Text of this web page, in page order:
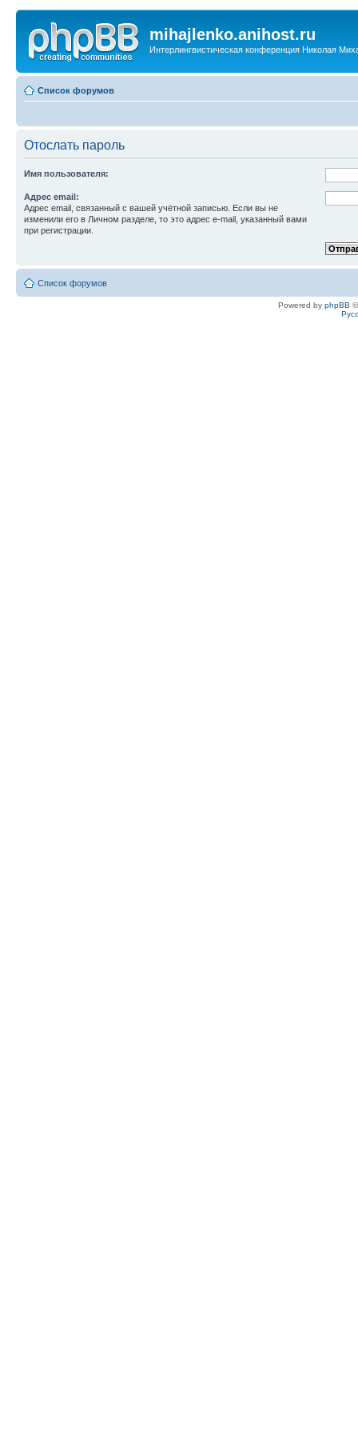
mihajlenko.anihost.ru
Интерлингвистическая конференция Николая
Список форумов
Отослать пароль
Имя пользователя:
Адрес email:
Адрес email, связанный с вашей учётной записью. Если вы не
изменили его в Личном разделе, то это адрес e-mail, указанный вами
при регистрации.
Список форумов
Powered by phpBB